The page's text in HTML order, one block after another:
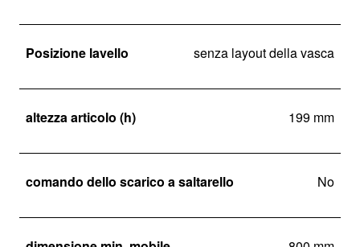
Posizione lavello senza layout della vasca
altezza articolo (h) 199 mm
comando dello scarico a saltarello No